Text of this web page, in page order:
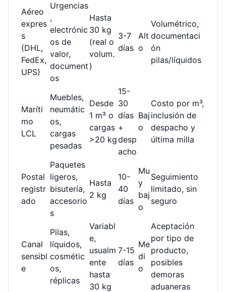
Aéreo
expres
s
(DHL,
FedEx,
UPS)
Urgencias
,
electrónic
os de
valor,
document
os
Hasta
30 kg
(real o
volum.
)
3-7
días
Alt
o
Volumétrico,
documentaci
ón
pilas/líquidos
Maríti
mo
LCL
Muebles,
neumátic
os,
cargas
pesadas
Desde
1 m³ o
cargas
>20 kg
15-
30
días
+
desp
acho
Baj
o
Costo por m³,
inclusión de
despacho y
última milla
Postal
registr
ado
Paquetes
ligeros,
bisutería,
accesorio
s
Hasta
2 kg
10-
40
días
Mu
y
baj
o
Seguimiento
limitado, sin
seguro
Canal
sensibl
e
Pilas,
líquidos,
cosmétic
os,
réplicas
Variabl
e,
usualm
ente
hasta
30 kg
7-15
días
Me
di
o
Aceptación
por tipo de
producto,
posibles
demoras
aduaneras